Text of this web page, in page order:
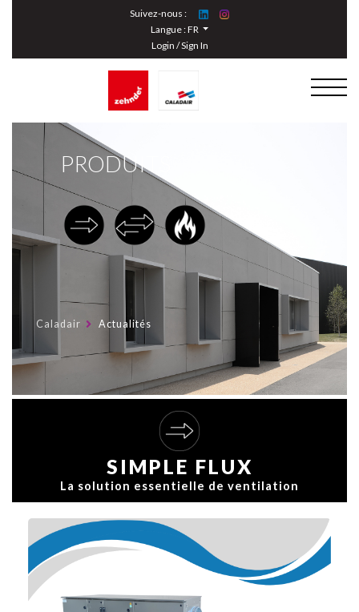
Suivez-nous :
Langue :FR
Login / Sign In
PRODUITS
Caladair Actualités
SIMPLE FLUX
La solution essentielle de ventilation
Cookies management panel